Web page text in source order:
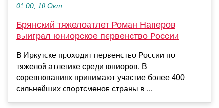
01:00, 10 Окт
Брянский тяжелоатлет Роман Наперов
выиграл юниорское первенство России
В Иркутске проходит первенство России по
тяжелой атлетике среди юниоров. В
соревнованиях принимают участие более 400
сильнейших спортсменов страны в ...